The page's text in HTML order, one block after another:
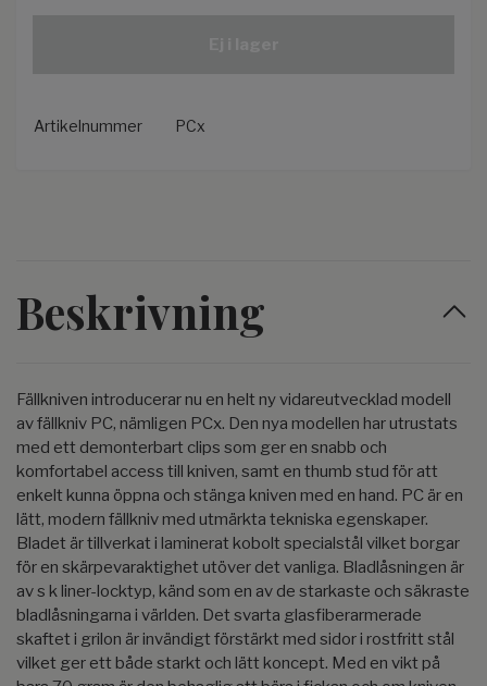
Artikelnummer PCx
Beskrivning
Fällkniven introducerar nu en helt ny vidareutvecklad modell
av fällkniv PC, nämligen PCx. Den nya modellen har utrustats
med ett demonterbart clips som ger en snabb och
komfortabel access till kniven, samt en thumb stud för att
enkelt kunna öppna och stänga kniven med en hand. PC är en
lätt, modern fällkniv med utmärkta tekniska egenskaper.
Bladet är tillverkat i laminerat kobolt specialstål vilket borgar
för en skärpevaraktighet utöver det vanliga. Bladlåsningen är
av s k liner-locktyp, känd som en av de starkaste och säkraste
bladlåsningarna i världen. Det svarta glasfiberarmerade
skaftet i grilon är invändigt förstärkt med sidor i rostfritt stål
vilket ger ett både starkt och lätt koncept. Med en vikt på